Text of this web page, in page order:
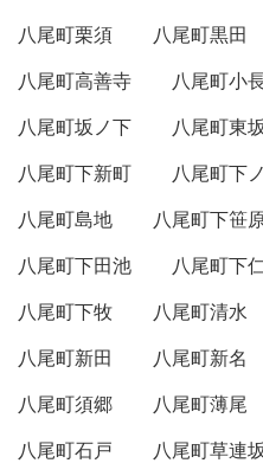
八尾町栗須
八尾町黒田
八尾町高善寺
八尾町小
八尾町坂ノ下
八尾町東
八尾町下新町
八尾町下
八尾町島地
八尾町下笹
八尾町下田池
八尾町下
八尾町下牧
八尾町清水
八尾町新田
八尾町新名
八尾町須郷
八尾町薄尾
八尾町石戸
八尾町草連